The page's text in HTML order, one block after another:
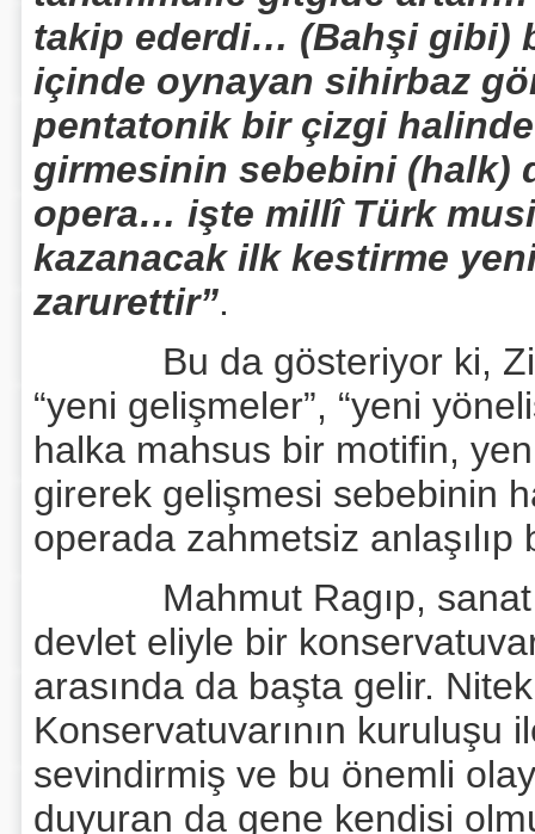
takip ederdi… (Bahşi gibi)
içinde oynayan sihirbaz
pentatonik bir çizgi
girmesinin sebebini
opera… işte millî Türk
kazanacak ilk kestirme
zarurettir”.
Bu da gösteriyor ki, Ziya
“yeni gelişmeler”, “yeni
halka mahsus bir motifin,
girerek gelişmesi sebebinin
operada zahmetsiz
Mahmut Ragıp, sanat
devlet eliyle bir
arasında da başta gelir.
Konservatuvarının kuruluşu
sevindirmiş ve bu önemli
duyuran da gene kendisi